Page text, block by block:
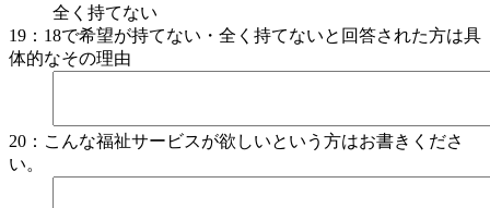
全く持てない
19：18で希望が持てない・全く持てないと回答された方は具
体的なその理由
20：こんな福祉サービスが欲しいという方はお書きくださ
い。